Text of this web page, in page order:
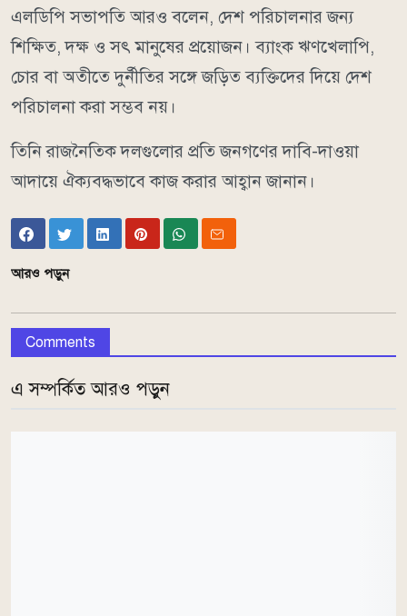
এলডিপি সভাপতি আরও বলেন, দেশ পরিচালনার জন্য
শিক্ষিত, দক্ষ ও সৎ মানুষের প্রয়োজন। ব্যাংক ঋণখেলাপি,
চোর বা অতীতে দুর্নীতির সঙ্গে জড়িত ব্যক্তিদের দিয়ে দেশ
পরিচালনা করা সম্ভব নয়।
তিনি রাজনৈতিক দলগুলোর প্রতি জনগণের দাবি-দাওয়া
আদায়ে ঐক্যবদ্ধভাবে কাজ করার আহ্বান জানান।
আরও পড়ুন
Comments
এ সম্পর্কিত আরও পড়ুন